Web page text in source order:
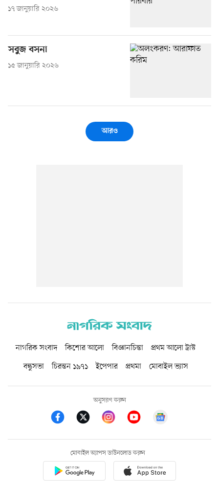
১৭ জানুয়ারি ২০২৬
সবুজ বসনা
১৫ জানুয়ারি ২০২৬
আরও
নাগরিক সংবাদ কিশোর আলো বিজ্ঞানচিন্তা
প্রথম আলো ট্রাস্ট
বন্ধুসভা
চিরন্তন ১৯৭১ ইপেপার প্রথমা মোবাইল ভ্যাস
অনুসরণ করুন
মোবাইল অ্যাপস ডাউনলোড করুন